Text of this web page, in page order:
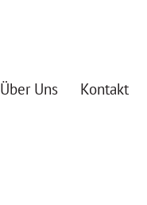
Über Uns Kontakt